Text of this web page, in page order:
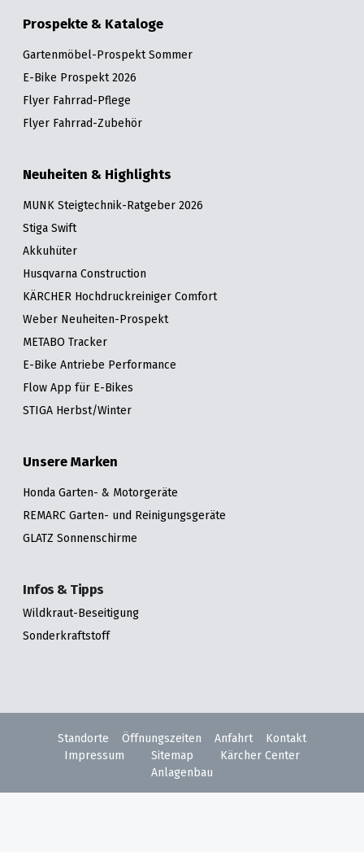
Prospekte & Kataloge
Gartenmöbel-Prospekt Sommer
E-Bike Prospekt 2026
Flyer Fahrrad-Pflege
Flyer Fahrrad-Zubehör
Neuheiten & Highlights
MUNK Steigtechnik-Ratgeber 2026
Stiga Swift
Akkuhüter
Husqvarna Construction
KÄRCHER Hochdruckreiniger Comfort
Weber Neuheiten-Prospekt
METABO Tracker
E-Bike Antriebe Performance
Flow App für E-Bikes
STIGA Herbst/Winter
Unsere Marken
Honda Garten- & Motorgeräte
REMARC Garten- und Reinigungsgeräte
GLATZ Sonnenschirme
Infos & Tipps
Wildkraut-Beseitigung
Sonderkraftstoff
Standorte Öffnungszeiten Anfahrt
Kontakt
Impressum
Sitemap
Kärcher Center
Anlagenbau